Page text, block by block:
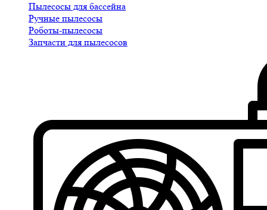
Пылесосы для бассейна
Ручные пылесосы
Роботы-пылесосы
Запчасти для пылесосов